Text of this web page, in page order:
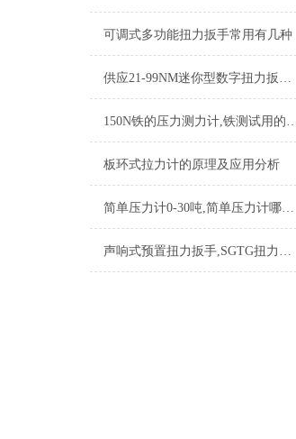
可调式多功能扭力扳手常用有几种
供应21-99NM迷你型数字扭力扳手量程可调节
150N铁的压力测力计,铁测试用的数显
板环式拉力计的原理及应用分析
简单压力计0-30吨,简单压力计哪里有卖
声响式预置扭力扳手,SGTG扭力扳手可换头梅花插件